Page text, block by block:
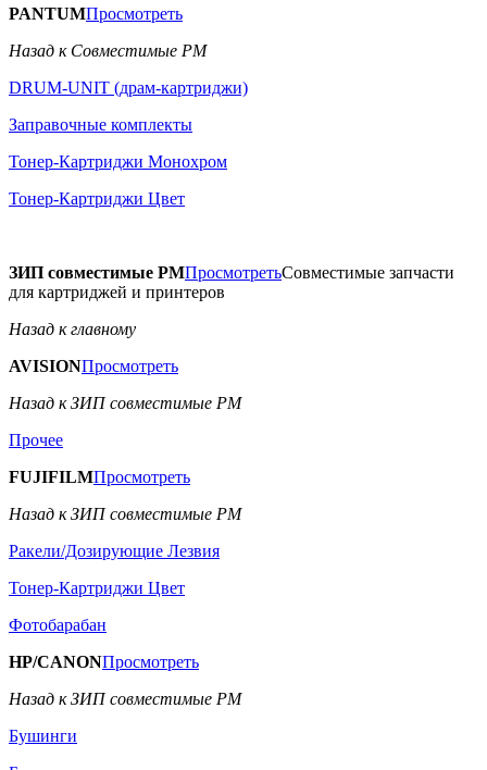
PANTUMПросмотреть
Назад к Совместимые РМ
DRUM-UNIT (драм-картриджи)
Заправочные комплекты
Тонер-Картриджи Монохром
Тонер-Картриджи Цвет
ЗИП совместимые РМПросмотретьСовместимые запчасти
для картриджей и принтеров
Назад к главному
AVISIONПросмотреть
Назад к ЗИП совместимые РМ
Прочее
FUJIFILMПросмотреть
Назад к ЗИП совместимые РМ
Ракели/Дозирующие Лезвия
Тонер-Картриджи Цвет
Фотобарабан
HP/CANONПросмотреть
Назад к ЗИП совместимые РМ
Бушинги